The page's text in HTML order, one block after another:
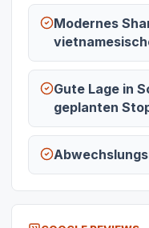
Modernes
Gute Lage in
geplanten